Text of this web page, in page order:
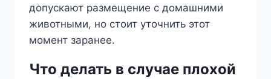
допускают размещение с домашними
животными, но стоит уточнить этот
момент заранее.
Что делать в случае плохой